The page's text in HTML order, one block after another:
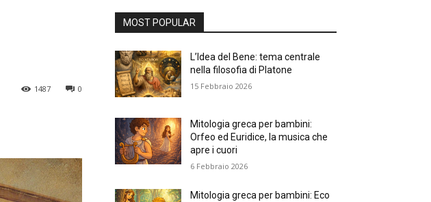
0
1487
MOST POPULAR
L’Idea del Bene: tema centrale
nella filosofia di Platone
15 Febbraio 2026
Mitologia greca per bambini:
Orfeo ed Euridice, la musica che
apre i cuori
6 Febbraio 2026
Mitologia greca per bambini: Eco